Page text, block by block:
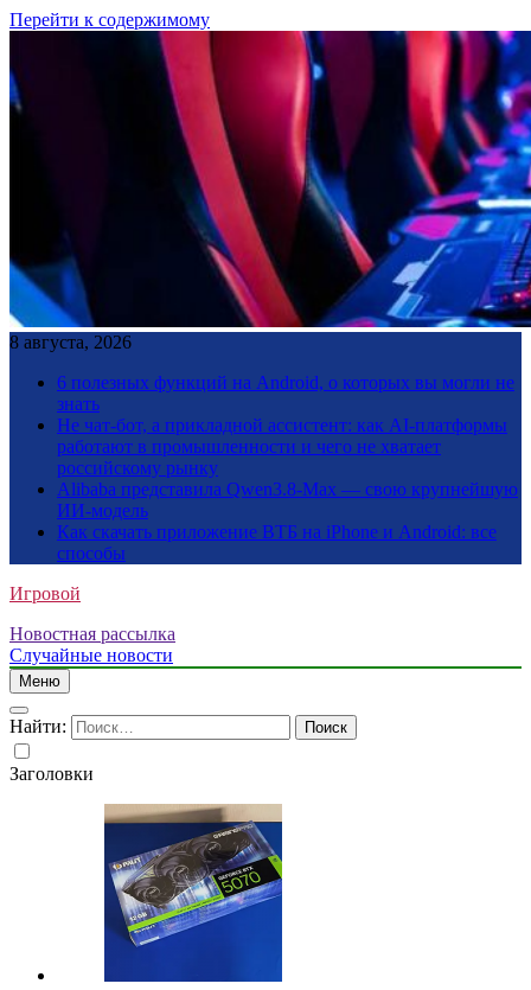
Перейти к содержимому
8 августа, 2026
6 полезных функций на Android, о которых вы могли не
знать
Не чат-бот, а прикладной ассистент: как AI-платформы
работают в промышленности и чего не хватает
российскому рынку
Alibaba представила Qwen3.8-Max — свою крупнейшую
ИИ-модель
Как скачать приложение ВТБ на iPhone и Android: все
способы
Игровой
Новостная рассылка
Случайные новости
Меню
Найти:
Заголовки